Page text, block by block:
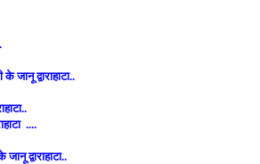
द्वाराहाटा..
....
द्वाराहाटा..